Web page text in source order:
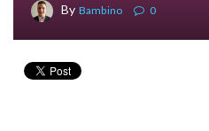
By Bambino 0